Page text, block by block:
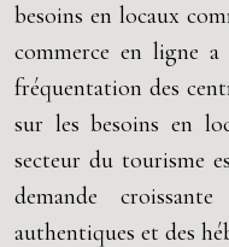
besoins en locaux
commerce en ligne
fréquentation des
sur les besoins en
secteur du tourisme
demande
authentiques et des